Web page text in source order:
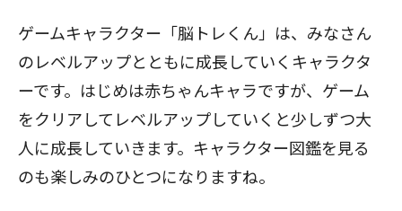
ゲームキャラクター「脳トレくん」は、みなさん
のレベルアップとともに成長していくキャラクタ
ーです。はじめは赤ちゃんキャラですが、ゲーム
をクリアしてレベルアップしていくと少しずつ大
人に成長していきます。キャラクター図鑑を見る
のも楽しみのひとつになりますね。